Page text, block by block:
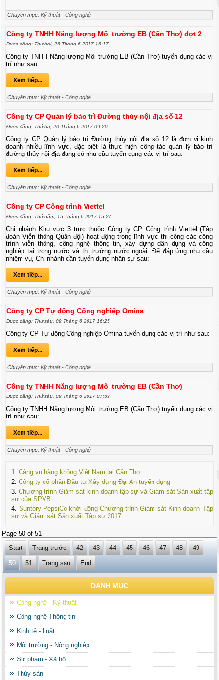
Chuyên mục:Kỹ thuật - Công nghệ
Công ty TNHH Năng lượng Môi trường EB (Cần Thơ) đợt 2
Được đăng: Thứ hai, 26 Tháng 6 2017 16:17
Công ty TNHH Năng lượng Môi trường EB (Cần Thơ)tuyển dụng các vị
trí như sau:
Xem tiếp...
Chuyên mục:Kỹ thuật - Công nghệ
Công ty CP Quản lý bảo trì Đường thủy nội địa số 12
Được đăng: Thứ ba, 20 Tháng 6 2017 09:20
Công ty CP Quản lý bảo trì Đường thủy nội địa số 12 là đơn vị kinh
doanh nhiều lĩnh vực, đặc biệt là thực hiện công tác quản lý bảo trì
đường thủy nội địa đang có nhu cầu tuyển dụng các vị trí sau:
Xem tiếp...
Chuyên mục:Kỹ thuật - Công nghệ
Công ty CP Công trình Viettel
Được đăng: Thứ năm, 15 Tháng 6 2017 15:27
Chi nhánh Khu vực 3 trực thuộc Công ty CP Công trình Viettel (Tập
đoàn Viễn thông Quân đội) hoạt động trong lĩnh vực thi công các công
trình viễn thông, công nghệ thông tin, xây dựng dân dụng và công
nghiệp tại trong nước và thị trường nước ngoài. Để đáp ứng nhu cầu
nhiệm vụ, Chi nhánh cần tuyển dụng nhân sự sau:
Xem tiếp...
Chuyên mục:Kỹ thuật - Công nghệ
Công ty CP Tự động Công nghiệp Omina
Được đăng: Thứ sáu, 09 Tháng 6 2017 16:25
Công ty CP Tự động Công nghiệp Omina tuyển dụng các vị trí như sau:
Xem tiếp...
Chuyên mục:Kỹ thuật - Công nghệ
Công ty TNHH Năng lượng Môi trường EB (Cần Thơ)
Được đăng: Thứ sáu, 09 Tháng 6 2017 07:59
Công ty TNHH Năng lượng Môi trường EB (Cần Thơ) tuyển dụng các vị
trí như sau:
Xem tiếp...
Chuyên mục:Kỹ thuật - Công nghệ
Cảng vụ hàng không Việt Nam tại Cần Thơ
Công ty cổ phần Đầu tư Xây dựng Đại An tuyển dụng
Chương trình Giám sát kinh doanh tập sự và Giám sát Sản xuất tập
sự của SPVB
Suntory PepsiCo khởi động Chương trình Giám sát Kinh doanh Tập
sự và Giám sát Sản xuất Tập sự 2017
Page 50 of 51
Start
Trang trước 42 43 44 45 46 47 48 49
50 51 Trang sau End
DANH MỤC
Công nghệ - Kỹ thuật
Công nghệ Thông tin
Kinh tế - Luật
Môi trường - Nông nghiệp
Sư phạm - Xã hội
Thủy sản